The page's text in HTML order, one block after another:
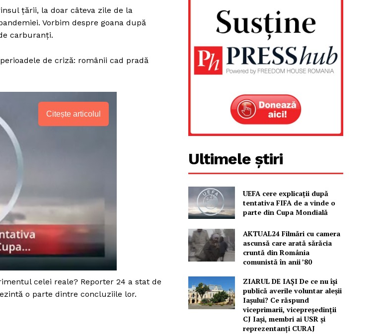
PRESShub
Despre noi / Echipa
Proiecte editoriale
ţării, la doar câteva zile de la
Vorbim despre goana după
carburanţi.
de criză: românii cad pradă
Citește articolul
celei reale? Reporter 24 a stat de
o parte dintre concluziile lor.
Ultimele știri
UEFA cere explicații după
tentativa FIFA de a vinde o
parte din Cupa Mondială
AKTUAL24 Filmări cu camera
ascunsă care arată sărăcia
cruntă din România
comunistă în anii ’80
ZIARUL DE IAȘI De ce nu își
publică averile voluntar aleșii
Iașului? Ce răspund
viceprimarii, vicepreședinții
CJ Iași, membri ai USR și
reprezentanți CURAJ